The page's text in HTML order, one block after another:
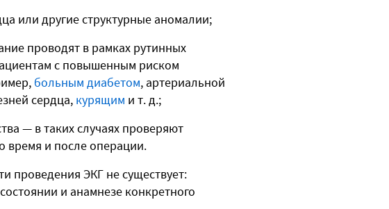
или другие структурные аномалии;
проводят в рамках рутинных
с повышенным риском
больным диабетом, артериальной
сердца, курящим и т. д.;
— в таких случаях проверяют
время и после операции.
проведения ЭКГ не существует:
и анамнезе конкретного